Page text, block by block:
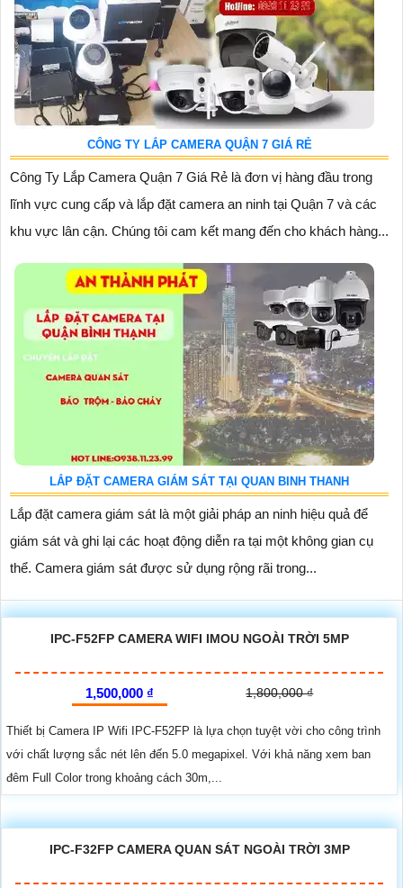
CÔNG TY LẮP CAMERA QUẬN 7 GIÁ RẺ
Công Ty Lắp Camera Quận 7 Giá Rẻ là đơn vị hàng đầu trong
lĩnh vực cung cấp và lắp đặt camera an ninh tại Quận 7 và các
khu vực lân cận. Chúng tôi cam kết mang đến cho khách hàng...
LẮP ĐẶT CAMERA GIÁM SÁT TẠI QUAN BINH THANH
Lắp đặt camera giám sát là một giải pháp an ninh hiệu quả để
giám sát và ghi lại các hoạt động diễn ra tại một không gian cụ
thể. Camera giám sát được sử dụng rộng rãi trong...
IPC-F52FP CAMERA WIFI IMOU NGOÀI TRỜI 5MP
1,500,000 ₫ 1,800,000 ₫
Thiết bị Camera IP Wifi IPC-F52FP là lựa chọn tuyệt vời cho công trình
với chất lượng sắc nét lên đến 5.0 megapixel. Với khả năng xem ban
đêm Full Color trong khoảng cách 30m,...
IPC-F32FP CAMERA QUAN SÁT NGOÀI TRỜI 3MP